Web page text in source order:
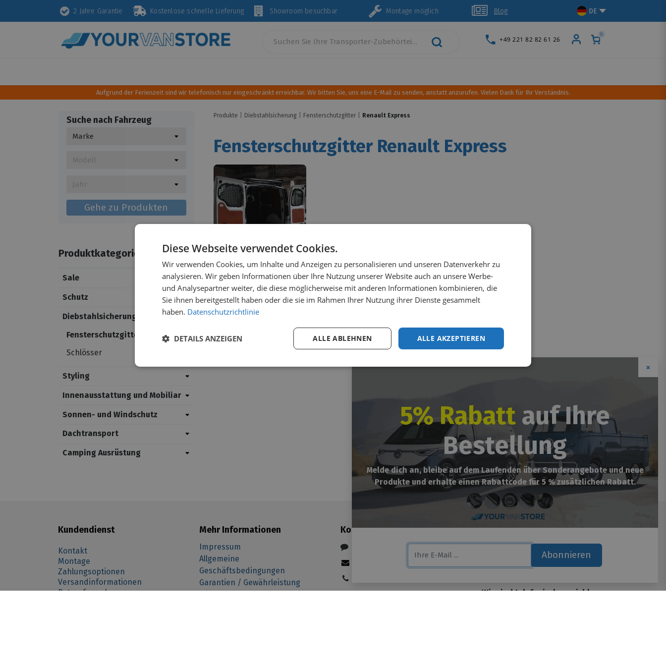
2 Jahre Garantie Kostenlose schnelle Lieferung Showroom besuchbar Montage möglich Blog DE
+49 221 82 82 61 26
0
Aufgrund der Ferienzeit sind wir telefonisch nur eingeschränkt erreichbar. Wir bitten Sie, uns eine E-Mail zu senden, anstatt anzurufen. Vielen Dank für Ihr Verständnis.
Suche nach Fahrzeug
Gehe zu Produkten
Produktkategorien
Sale
Schutz
Diebstahlsicherung
Fensterschutzgitter
Schlösser
Styling
Innenausstattung und Mobiliar
Sonnen- und Windschutz
Dachtransport
Camping Ausrüstung
Produkte Diebstahlsicherung Fensterschutzgitter Renault Express
Fensterschutzgitter Renault Express
2 auf Lager
Fenstergitter Renault
Express 2021+
Von €166,36 inkl. MwSt.
×
5% Rabatt auf Ihre
Bestellung
Melde dich an, bleibe auf dem Laufenden über Sonderangebote und neue
Produkte und erhalte einen Rabattcode für 5 % zusätzlichen Rabatt.
Abonnieren
Kundendienst
Kontakt
Montage
Zahlungsoptionen
Versandinformationen
Retourformular
Mehr Informationen
Impressum
Allgemeine
Geschäftsbedingungen
Garantien / Gewährleistung
Kontakt aufnehmen Yourvanstore​
Hauptstrasse 134
Deutschland
Wir sind telefonisch erreichbar:
Diese Webseite verwendet Cookies.
Wir verwenden Cookies, um Inhalte und Anzeigen zu personalisieren und unseren Datenverkehr zu
analysieren. Wir geben Informationen über Ihre Nutzung unserer Website auch an unsere Werbe-
und Analysepartner weiter, die diese möglicherweise mit anderen Informationen kombinieren, die
Sie ihnen bereitgestellt haben oder die sie im Rahmen Ihrer Nutzung ihrer Dienste gesammelt
haben. Datenschutzrichtlinie
ALLE AKZEPTIEREN
ALLE ABLEHNEN
DETAILS ANZEIGEN